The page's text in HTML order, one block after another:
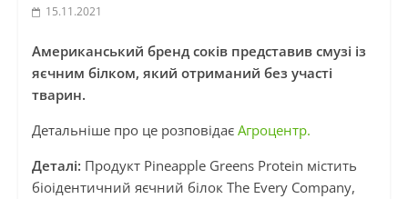
15.11.2021
Американський бренд соків представив смузі із
яєчним білком, який отриманий без участі
тварин.
Детальніше про це розповідає Агроцентр.
Деталі: Продукт Pineapple Greens Protein містить
біоідентичний яєчний білок The Every Company,